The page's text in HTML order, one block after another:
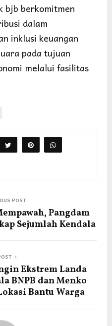
bjb berkomitmen
dalam
inklusi keuangan
pada tujuan
melalui fasilitas
POST
Pangdam
Sejumlah Kendala
Ekstrem Landa
BNPB dan Menko
Bantu Warga